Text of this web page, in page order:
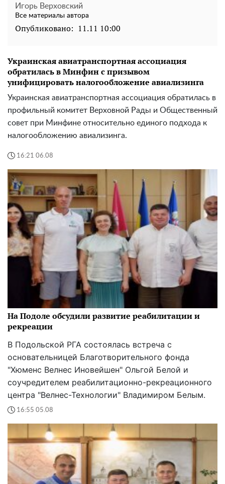
Игорь Верховский
Все материалы автора
Опубликовано: 11.11 10:00
Украинская авиатранспортная ассоциация
обратилась в Минфин с призывом
унифицировать налогообложение авиализинга
Украинская авиатранспортная ассоциация обратилась в
профильный комитет Верховной Рады и Общественный
совет при Минфине относительно единого подхода к
налогообложению авиализинга.
16:21 06.08
На Подоле обсудили развитие реабилитации и
рекреации
В Подольской РГА состоялась встреча с
основательницей Благотворительного фонда
"Хюменс Велнес Иновейшен" Ольгой Белой и
соучредителем реабилитационно-рекреационного
центра "Велнес-Технологии" Владимиром Белым.
16:55 05.08